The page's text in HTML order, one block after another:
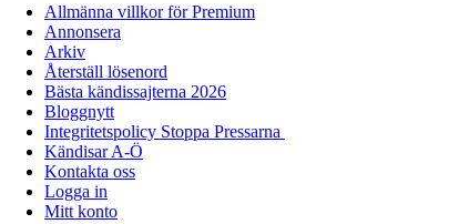
Allmänna villkor för Premium
Annonsera
Arkiv
Återställ lösenord
Bästa kändissajterna 2026
Bloggnytt
Integritetspolicy Stoppa Pressarna
Kändisar A-Ö
Kontakta oss
Logga in
Mitt konto